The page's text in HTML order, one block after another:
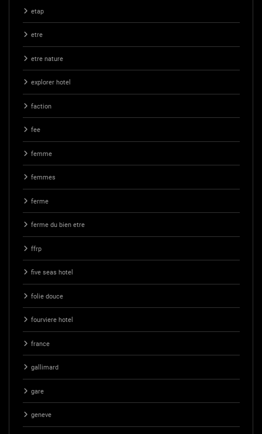
etap
etre
etre nature
explorer hotel
faction
fee
femme
femmes
ferme
ferme du bien etre
ffrp
five seas hotel
folie douce
fourviere hotel
france
gallimard
gare
geneve